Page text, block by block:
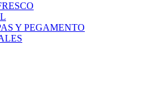
Y PEGAMENTO